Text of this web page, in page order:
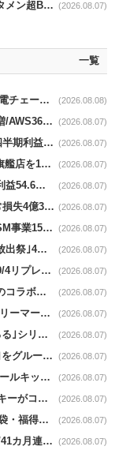
セブンｰイレブンnews｜ブタメンの麺約4倍｢ブタメン超BIG｣8/11から限定発売 (2026.08.07)
一覧
Weekly Review｜熊本地震/店舗の営業状況と家電チェーンの支援策 (2026.08.08)
Amazon news｜2Q営業収益2006億ドル13.7％増/AWS36.8％％増が貢献 (2026.08.07)
ニトリnews｜第1Q売上収益2263億円2.3%減･四半期利益1.4％減 (2026.08.07)
ユニクロnews｜京都･河原町通りにグローバル旗艦店を11/6開設 (2026.08.07)
AOKI news｜第1Q売上高430億円1.6％減･経常利益54.6％減 (2026.08.07)
はるやまnews｜第1Q売上高71億円1.4％減･経常損失4億3800万円 (2026.08.07)
バローnews｜第１Q営業収益2434億円9.9％増/SM事業15.5％増と絶好調 (2026.08.07)
島忠news｜展示品家具が最大50％オフ｢倉庫大放出祭｣4店舗限定で開催 (2026.08.07)
ロフトnews｜新生｢モマ デザインストア 京都｣9/4リプレイスオープン (2026.08.07)
ハンズnews｜創業50周年記念･ムロツヨシ氏とのコラボ企画｢ムロハンズ｣開催 (2026.08.07)
関西フードマーケットnews｜関西スーパーデイリーマート蒲生店8/7改装 (2026.08.07)
ニトリnews｜肌ざわりを追求した新寝具｢Nうるる｣シリーズを発売 (2026.08.07)
U.S.M.Hnews｜ ｢４種だしの国産むね塩唐揚げ｣をグループ610店で共同販促 (2026.08.07)
オイシックスnews｜スノーピークとのコラボミールキット8/13発売 (2026.08.07)
OICグループnews｜グループ酒造会社のウイスキーがコンペティション受賞 (2026.08.07)
PLANTnews｜お盆向けごちそう商品と｢夏の福袋・福得カート｣8/8から開催 (2026.08.07)
リテールパートナーズnews｜7月既存店1.5%増/41カ月連続増 (2026.08.07)